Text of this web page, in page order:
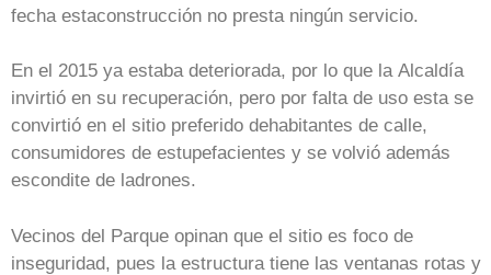
fecha estaconstrucción no presta ningún servicio.
En el 2015 ya estaba deteriorada, por lo que la Alcaldía
invirtió en su recuperación, pero por falta de uso esta se
convirtió en el sitio preferido dehabitantes de calle,
consumidores de estupefacientes y se volvió además
escondite de ladrones.
Vecinos del Parque opinan que el sitio es foco de
inseguridad, pues la estructura tiene las ventanas rotas y